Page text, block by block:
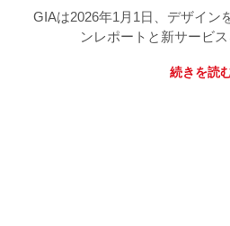
GIAは2026年1月1日、デザイン
ンレポートと新サービス
続きを読